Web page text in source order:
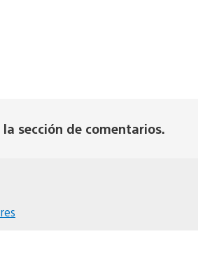
la sección de comentarios.